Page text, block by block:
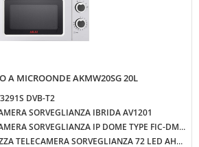
A MICROONDE AKMW20SG 20L
DVB-T2
SORVEGLIANZA IBRIDA AV1201
ALPHA POWER TELECAMERA SORVEGLIANZA IP DOME TYPE FIC-DM310
ANDROMEDA SICUREZZA TELECAMERA SORVEGLIANZA 72 LED AHD (AS-EVO4)